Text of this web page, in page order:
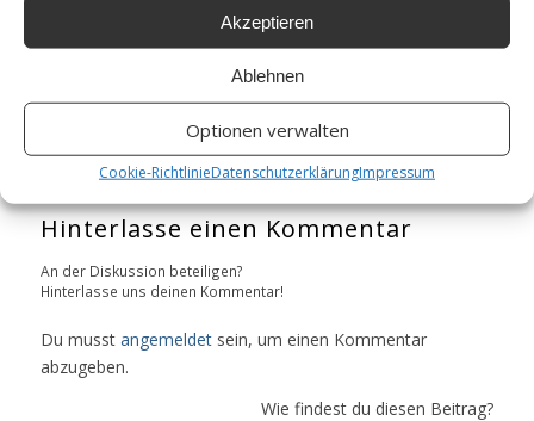
Akzeptieren
Ablehnen
Optionen verwalten
Cookie-RichtlinieDatenschutzerklärungImpressum
[…] an und backen heute leckere
Blaubeermuffins. Wenn du das auch machen
möchtest, findest du dazu ein Rezept beim
Wichtel-Village-Küchengeplauder. Komm uns
besuchen und probier es […]
Zum Antworten anmelden
Hinterlasse einen Kommentar
An der Diskussion beteiligen?
Hinterlasse uns deinen Kommentar!
Du musst angemeldetsein, um einen Kommentar
abzugeben.
Wie findest du diesen Beitrag?